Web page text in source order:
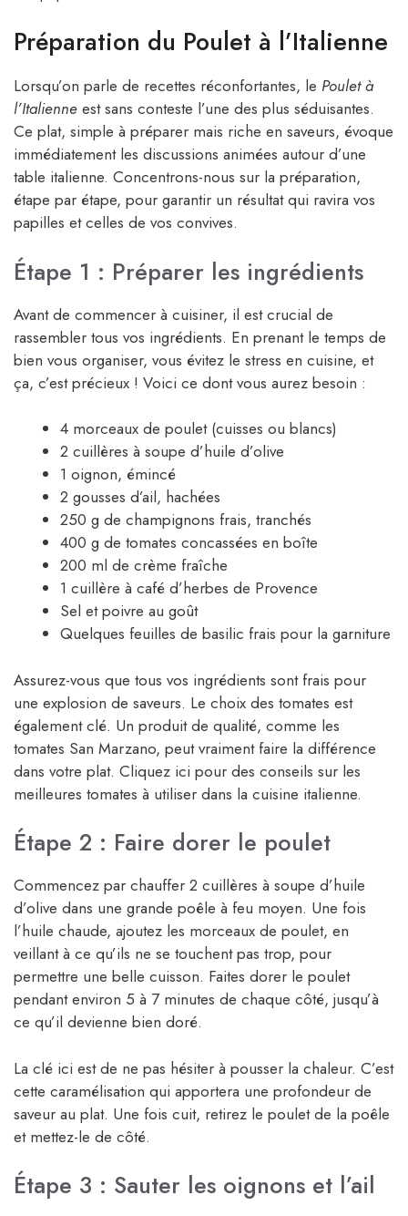
Préparation du Poulet à l’Italienne
Lorsqu’on parle de recettes réconfortantes, le Poulet à
l’Italienne est sans conteste l’une des plus séduisantes.
Ce plat, simple à préparer mais riche en saveurs, évoque
immédiatement les discussions animées autour d’une
table italienne. Concentrons-nous sur la préparation,
étape par étape, pour garantir un résultat qui ravira vos
papilles et celles de vos convives.
Étape 1 : Préparer les ingrédients
Avant de commencer à cuisiner, il est crucial de
rassembler tous vos ingrédients. En prenant le temps de
bien vous organiser, vous évitez le stress en cuisine, et
ça, c’est précieux ! Voici ce dont vous aurez besoin :
4 morceaux de poulet (cuisses ou blancs)
2 cuillères à soupe d’huile d’olive
1 oignon, émincé
2 gousses d’ail, hachées
250 g de champignons frais, tranchés
400 g de tomates concassées en boîte
200 ml de crème fraîche
1 cuillère à café d’herbes de Provence
Sel et poivre au goût
Quelques feuilles de basilic frais pour la garniture
Assurez-vous que tous vos ingrédients sont frais pour
une explosion de saveurs. Le choix des tomates est
également clé. Un produit de qualité, comme les
tomates San Marzano, peut vraiment faire la différence
dans votre plat. Cliquez ici pour des conseils sur les
meilleures tomates à utiliser dans la cuisine italienne.
Étape 2 : Faire dorer le poulet
Commencez par chauffer 2 cuillères à soupe d’huile
d’olive dans une grande poêle à feu moyen. Une fois
l’huile chaude, ajoutez les morceaux de poulet, en
veillant à ce qu’ils ne se touchent pas trop, pour
permettre une belle cuisson. Faites dorer le poulet
pendant environ 5 à 7 minutes de chaque côté, jusqu’à
ce qu’il devienne bien doré.
La clé ici est de ne pas hésiter à pousser la chaleur. C’est
cette caramélisation qui apportera une profondeur de
saveur au plat. Une fois cuit, retirez le poulet de la poêle
et mettez-le de côté.
Étape 3 : Sauter les oignons et l’ail